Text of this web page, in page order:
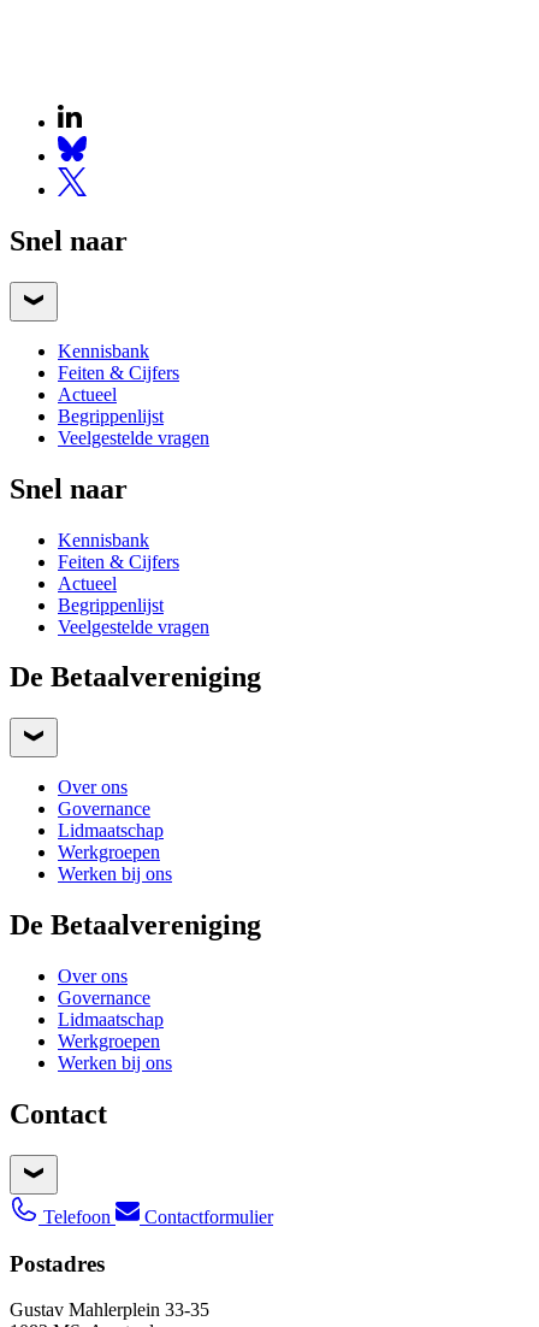
Snel naar
Kennisbank
Feiten & Cijfers
Actueel
Begrippenlijst
Veelgestelde vragen
Snel naar
Kennisbank
Feiten & Cijfers
Actueel
Begrippenlijst
Veelgestelde vragen
De Betaalvereniging
Over ons
Governance
Lidmaatschap
Werkgroepen
Werken bij ons
De Betaalvereniging
Over ons
Governance
Lidmaatschap
Werkgroepen
Werken bij ons
Contact
Telefoon Contactformulier
Postadres
Gustav Mahlerplein 33-35